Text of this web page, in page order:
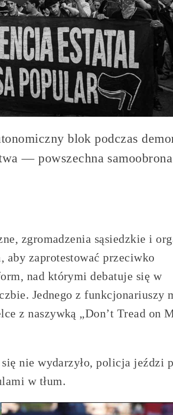
blok podczas
— powszechna
zgromadzenia sąsiedzkie i
aby zaprotestować przeciwko
nad którymi debatuje się w
Jednego z funkcjonariuszy
z naszywką „Don’t Tread on
nie wydarzyło, policja jeździ
w tłum.